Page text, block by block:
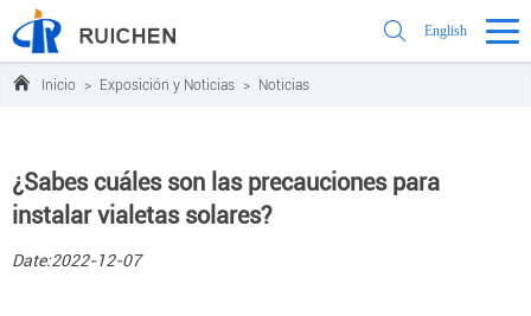
English
Inicio > Exposición y Noticias > Noticias
¿Sabes cuáles son las precauciones para
instalar vialetas solares?
Date:2022-12-07